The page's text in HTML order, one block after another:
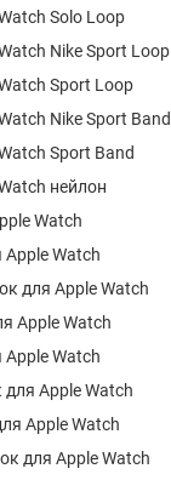
Solo Loop
Nike Sport Loop
Sport Loop
Nike Sport Band
Sport Band
нейлон
Watch
Watch
для Apple Watch
Apple Watch
Watch
Apple Watch
Apple Watch
для Apple Watch